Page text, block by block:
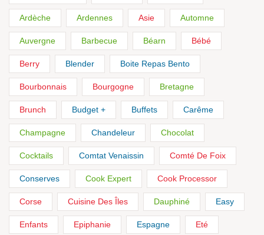
Ardèche Ardennes Asie Automne
Auvergne Barbecue Béarn Bébé
Berry Blender Boite Repas Bento
Bourbonnais Bourgogne Bretagne
Brunch Budget + Buffets Carême
Champagne Chandeleur Chocolat
Cocktails Comtat Venaissin Comté De Foix
Conserves Cook Expert Cook Processor
Corse Cuisine Des Îles Dauphiné Easy
Enfants Epiphanie Espagne Eté